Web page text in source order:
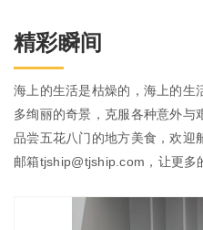
精彩瞬间
海上的生活是枯燥的，海上的生
多绚丽的奇景，克服各种意外与
品尝五花八门的地方美食，欢迎
邮箱tjship@tjship.com，让更多